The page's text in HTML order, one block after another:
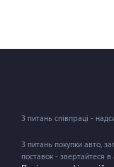
З питань співпраці -
З питань покупки авто,
поставок - звертайтеся